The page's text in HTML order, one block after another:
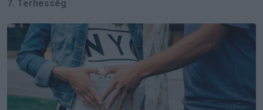
7. Terhesség